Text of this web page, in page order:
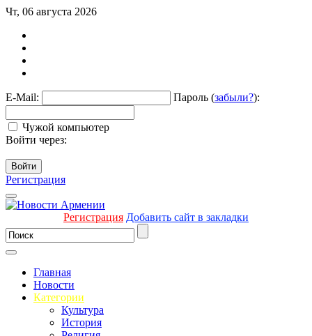
Чт, 06 августа 2026
E-Mail: Пароль (забыли?):
Чужой компьютер
Войти через:
Войти
Регистрация
Регистрация Добавить сайт в закладки
Главная
Новости
Категории
Культура
История